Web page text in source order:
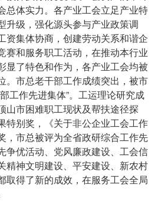
总体实力。各产业工会立足产业特
升级，强化源头参与产业政策调
资集体协商，创建劳动关系和谐企
赛和服务职工活动，在推动本行业
显了特色和作为，各产业工会均被
。市总老干部工作成绩突出，被市
工作先进集体”。工运理论研究成
山市困难职工现状及帮扶途径探
特别奖，《关于非公企业工会工作
，市总被评为全省政研综合工作先
争优活动、党风廉政建设、工会信
精神文明建设、平安建设、新农村
取得了新的成效，在服务工会全局